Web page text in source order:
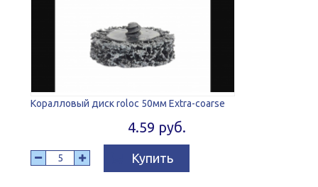
Коралловый диск roloc 50мм Extra-coarse
4.59 руб.
Купить